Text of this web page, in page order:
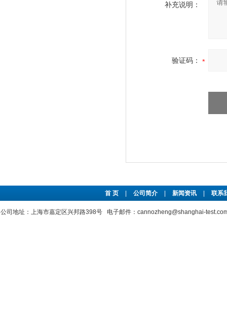
补充说明：
验证码：
首 页 公司简介 新闻资讯 联系
公司地址：上海市嘉定区兴邦路398号 电子邮件：cannozheng@shanghai-